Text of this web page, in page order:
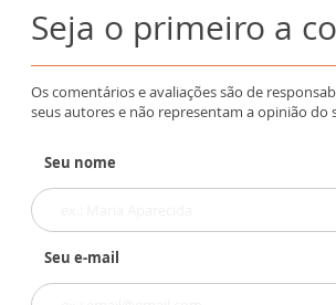
Seja o primeiro a
Os comentários e avaliações são de
seus autores e não representam a opinião do
Seu nome
Seu e-mail